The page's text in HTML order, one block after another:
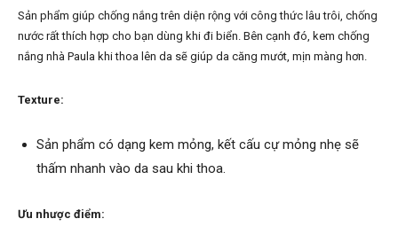
Sản phẩm giúp chống nắng trên diện rộng với công thức lâu trôi, chống
nước rất thích hợp cho bạn dùng khi đi biển. Bên cạnh đó, kem chống
nắng nhà Paula khi thoa lên da sẽ giúp da căng mướt, mịn màng hơn.
Texture:
Sản phẩm có dạng kem mỏng, kết cấu cự mỏng nhẹ sẽ
thấm nhanh vào da sau khi thoa.
Ưu nhược điểm: